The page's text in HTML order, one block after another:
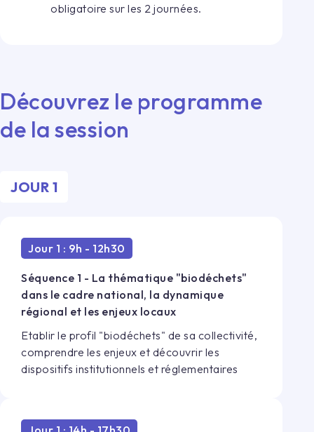
obligatoire sur les 2 journées.
Découvrez le programme
de la session
JOUR 1
Jour 1 : 9h - 12h30
Séquence 1 - La thématique "biodéchets"
dans le cadre national, la dynamique
régional et les enjeux locaux
Etablir le profil "biodéchets" de sa collectivité,
comprendre les enjeux et découvrir les
dispositifs institutionnels et réglementaires